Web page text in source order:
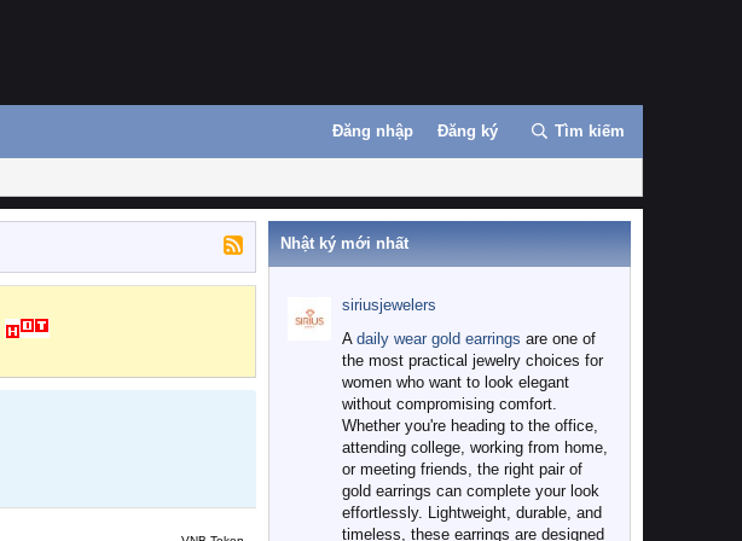
Đăng nhập Đăng ký Tìm kiếm
Nhật ký mới nhất
siriusjewelers
A daily wear gold earrings are one of
the most practical jewelry choices for
women who want to look elegant
without compromising comfort.
Whether you're heading to the office,
attending college, working from home,
or meeting friends, the right pair of
gold earrings can complete your look
effortlessly. Lightweight, durable, and
timeless, these earrings are designed